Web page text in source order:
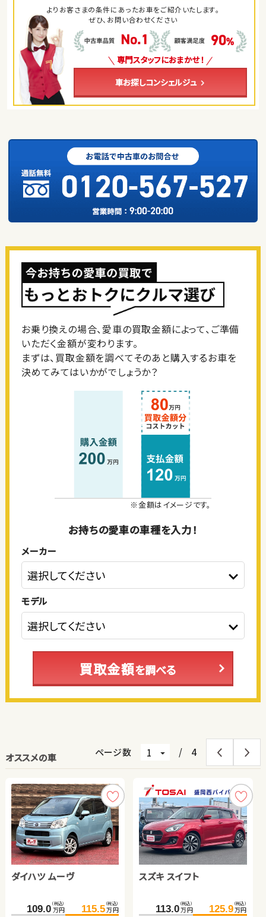
よりお客さまの条件にあったお車をご紹介いたします。
ぜひ、お問い合わせください
専門スタッフにおまかせ！
車お探しコンシェルジュ
お乗り換えの場合、愛車の買取金額によって、ご準備
いただく金額が変わります。
まずは、買取金額を調べてそのあと購入するお車を
決めてみてはいかがでしょうか？
※金額はイメージです。
お持ちの愛車の車種を入力！
メーカー
モデル
買取金額を調べる
オススメの車 ページ数 / 4
ダイハツ ムーヴ
109.0 （税込）
万円
115.5 （税込）
万円
スズキ スイフト
113.0 （税込）
万円
125.9 （税込）
万円
日産 セレナ
177.2 （税込）
万円
185.9 （税込）
万円
スズキ スイフト
106.1 （税込）
万円
115.4 （税込）
万円
ホンダ Ｎ ＢＯＸ
124.8 （税込）
万円
136.4 （税込）
万円
スズキ ジムニーシエラ
232.3 （税込）
万円
241.9 （税込）
万円
トヨタ ルーミー
136.0 （税込）
万円
153.8 （税込）
万円
トヨタ プリウス
187.6 （税込）
万円
201.5 （税込）
万円